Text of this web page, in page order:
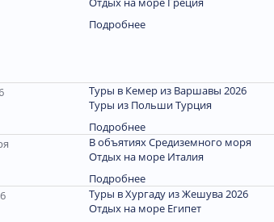
Подробнее
Туры в Кемер из Варшавы 2026
Туры из Польши Турция
Подробнее
В объятиях Средиземного моря
Отдых на море Италия
Подробнее
Туры в Хургаду из Жешува 2026
Отдых на море Египет